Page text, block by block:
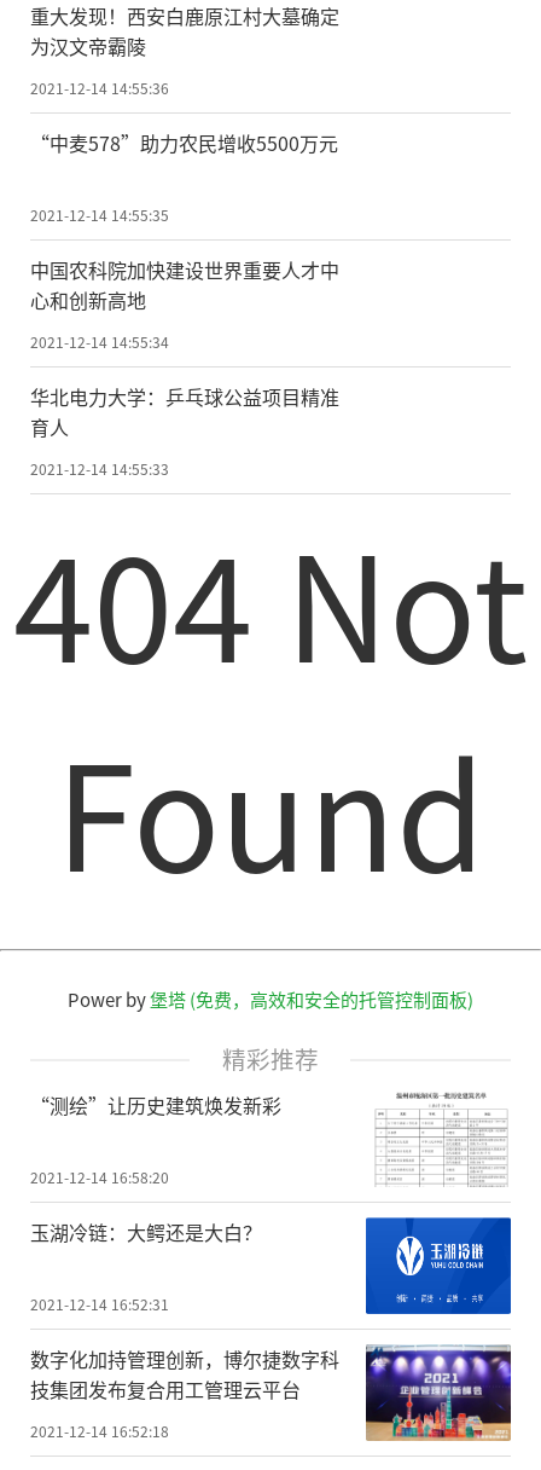
重大发现！西安白鹿原江村大墓确定
为汉文帝霸陵
2021-12-14 14:55:36
“中麦578”助力农民增收5500万元
2021-12-14 14:55:35
中国农科院加快建设世界重要人才中
心和创新高地
2021-12-14 14:55:34
华北电力大学：乒乓球公益项目精准
育人
2021-12-14 14:55:33
404 Not
Found
Power by堡塔 (免费，高效和安全的托管控制面板)
精彩推荐
“测绘”让历史建筑焕发新彩
2021-12-14 16:58:20
玉湖冷链：大鳄还是大白？
2021-12-14 16:52:31
数字化加持管理创新，博尔捷数字科
技集团发布复合用工管理云平台
2021-12-14 16:52:18